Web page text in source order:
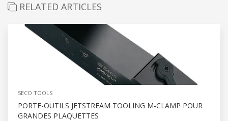
RELATED ARTICLES
SECO TOOLS
PORTE-OUTILS JETSTREAM TOOLING M-CLAMP POUR
GRANDES PLAQUETTES